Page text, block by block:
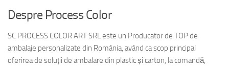
Despre Process Color
SC PROCESS COLOR ART SRL este un Producator de TOP de
ambalaje personalizate din România, având ca scop principal
oferirea de soluții de ambalare din plastic și carton, la comandă,